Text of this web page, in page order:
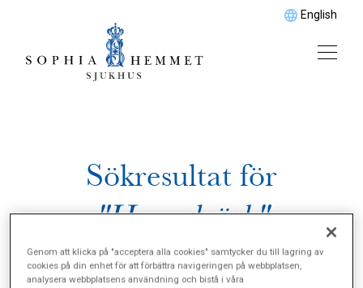
English
Sökresultat för
"Huvudvärk"
Genom att klicka på "acceptera alla cookies" samtycker du till lagring av
cookies på din enhet för att förbättra navigeringen på webbplatsen,
analysera webbplatsens användning och bistå i våra